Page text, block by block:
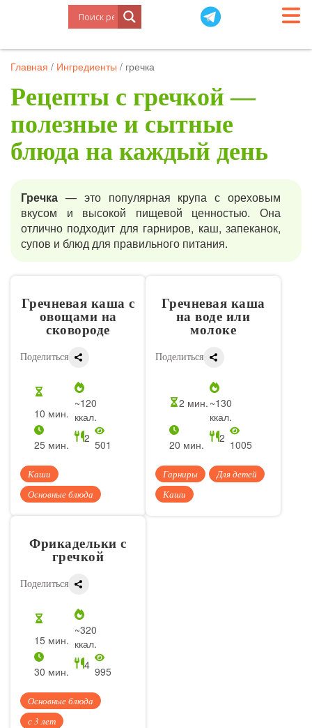
Главная / Ингредиенты / гречка
Рецепты с гречкой —
полезные и сытные
блюда на каждый день
Гречка — это популярная крупа с ореховым
вкусом и высокой пищевой ценностью. Она
отлично подходит для гарниров, каш, запеканок,
супов и блюд для правильного питания.
Гречневая каша с
овощами на
сковороде
Поделиться
10 мин.
~120
ккал.
25 мин.
2 501
Каши
Основные блюда
Гречневая каша
на воде или
молоке
Поделиться
2 мин. ~130
ккал.
20 мин.
2 1005
Гарниры
Для детей
Каши
Фрикадельки с
гречкой
Поделиться
15 мин.
~320
ккал.
30 мин.
4 995
Основные блюда
с 3 лет